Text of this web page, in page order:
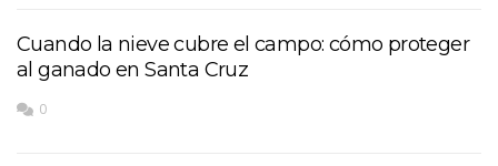
Cuando la nieve cubre el campo: cómo proteger
al ganado en Santa Cruz
0